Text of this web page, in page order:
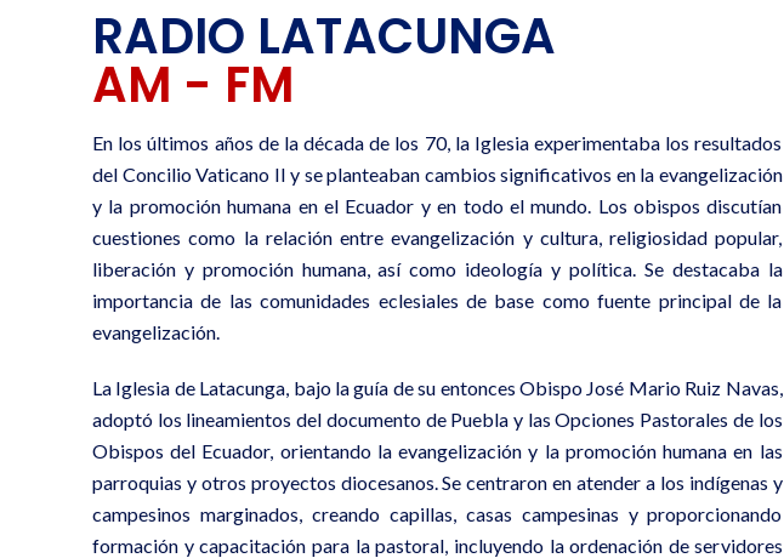
RADIO LATACUNGA
AM - FM
En los últimos años de la década de los 70, la Iglesia experimentaba los resultados
del Concilio Vaticano II y se planteaban cambios significativos en la evangelización
y la promoción humana en el Ecuador y en todo el mundo. Los obispos discutían
cuestiones como la relación entre evangelización y cultura, religiosidad popular,
liberación y promoción humana, así como ideología y política. Se destacaba la
importancia de las comunidades eclesiales de base como fuente principal de la
evangelización.
La Iglesia de Latacunga, bajo la guía de su entonces Obispo José Mario Ruiz Navas,
adoptó los lineamientos del documento de Puebla y las Opciones Pastorales de los
Obispos del Ecuador, orientando la evangelización y la promoción humana en las
parroquias y otros proyectos diocesanos. Se centraron en atender a los indígenas y
campesinos marginados, creando capillas, casas campesinas y proporcionando
formación y capacitación para la pastoral, incluyendo la ordenación de servidores